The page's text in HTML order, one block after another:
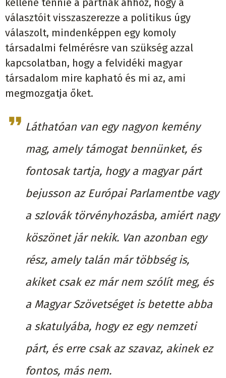
választóit visszaszerezze a politikus úgy
válaszolt, mindenképpen egy komoly
társadalmi felmérésre van szükség azzal
kapcsolatban, hogy a felvidéki magyar
társadalom mire kapható és mi az, ami
megmozgatja őket.
Láthatóan van egy nagyon kemény
mag, amely támogat bennünket, és
fontosak tartja, hogy a magyar párt
bejusson az Európai Parlamentbe vagy
a szlovák törvényhozásba, amiért nagy
köszönet jár nekik. Van azonban egy
rész, amely talán már többség is,
akiket csak ez már nem szólít meg, és
a Magyar Szövetséget is betette abba
a skatulyába, hogy ez egy nemzeti
párt, és erre csak az szavaz, akinek ez
fontos, más nem.